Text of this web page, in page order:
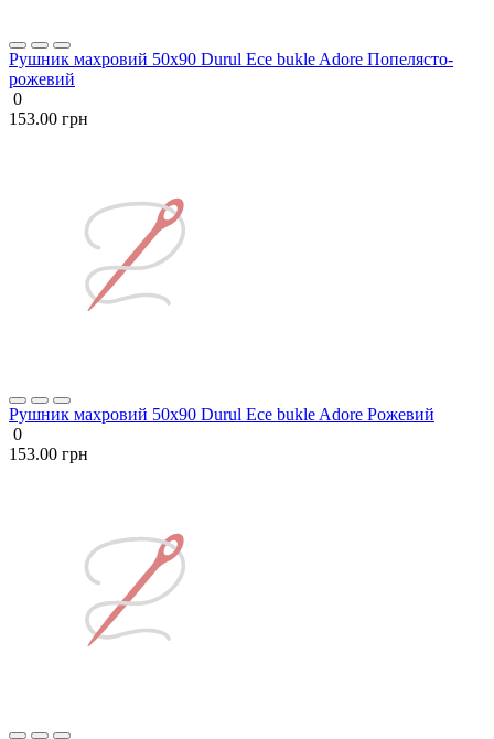
Рушник махровий 50х90 Durul Ece bukle Adore Попелясто-
рожевий
0
153.00 грн
Рушник махровий 50х90 Durul Ece bukle Adore Рожевий
0
153.00 грн